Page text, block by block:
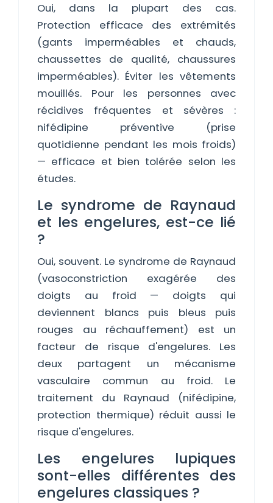
Oui, dans la plupart des cas.
Protection efficace des extrémités
(gants imperméables et chauds,
chaussettes de qualité, chaussures
imperméables). Éviter les vêtements
mouillés. Pour les personnes avec
récidives fréquentes et sévères :
nifédipine préventive (prise
quotidienne pendant les mois froids)
— efficace et bien tolérée selon les
études.
Le syndrome de Raynaud
et les engelures, est-ce lié
?
Oui, souvent. Le syndrome de Raynaud
(vasoconstriction exagérée des
doigts au froid — doigts qui
deviennent blancs puis bleus puis
rouges au réchauffement) est un
facteur de risque d'engelures. Les
deux partagent un mécanisme
vasculaire commun au froid. Le
traitement du Raynaud (nifédipine,
protection thermique) réduit aussi le
risque d'engelures.
Les engelures lupiques
sont-elles différentes des
engelures classiques ?